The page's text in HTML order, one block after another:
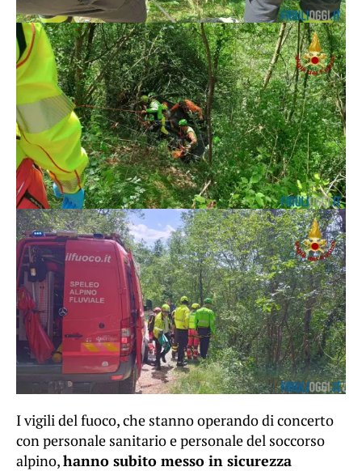
I vigili del fuoco, che stanno operando di concerto
con personale sanitario e personale del soccorso
alpino,hanno subito messo in sicurezza